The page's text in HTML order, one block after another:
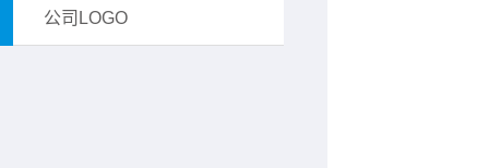
公司LOGO